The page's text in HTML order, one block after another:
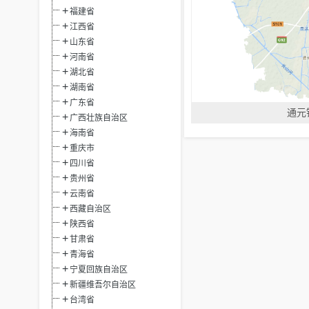
福建省
江西省
山东省
河南省
湖北省
湖南省
广东省
广西壮族自治区
海南省
重庆市
四川省
贵州省
云南省
西藏自治区
陕西省
甘肃省
青海省
宁夏回族自治区
新疆维吾尔自治区
台湾省
通元